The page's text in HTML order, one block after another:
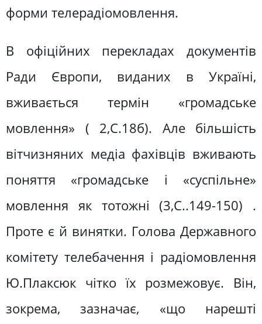
форми телерадіомовлення.
В офіційних перекладах документів
Ради Європи, виданих в Україні,
вживається термін «громадське
мовлення» ( 2,С.18б). Але більшість
вітчизняних медіа фахівців вживають
поняття «громадське і «суспільне»
мовлення як тотожні (3,С..149-150) .
Проте є й винятки. Голова Державного
комітету телебачення і радіомовлення
Ю.Плаксюк чітко їх розмежовує. Він,
зокрема, зазначає, «що нарешті